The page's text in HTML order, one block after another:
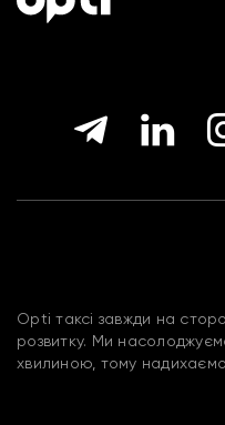
Opti таксі завжди на
розвитку. Ми
хвилиною, тому